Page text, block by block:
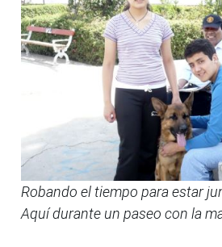
Robando el tiempo para estar
Aquí durante un paseo con la